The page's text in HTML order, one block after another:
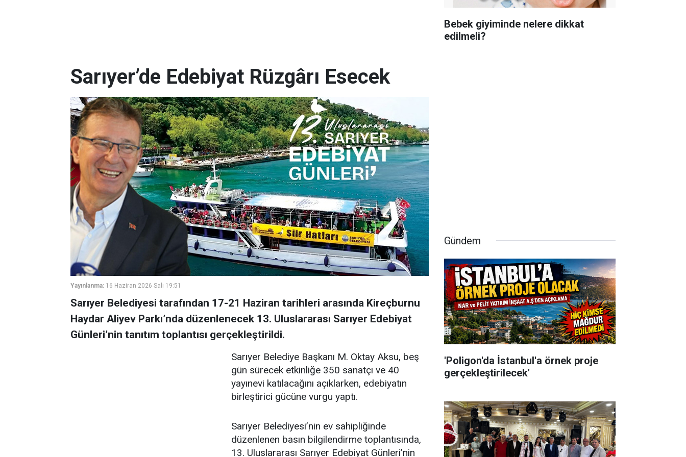
Bebek giyiminde nelere dikkat
edilmeli?
Sarıyer’de Edebiyat Rüzgârı Esecek
Yayınlanma: 16 Haziran 2026 Salı 19:51
Sarıyer Belediyesi tarafından 17-21 Haziran tarihleri arasında Kireçburnu
Haydar Aliyev Parkı’nda düzenlenecek 13. Uluslararası Sarıyer Edebiyat
Günleri’nin tanıtım toplantısı gerçekleştirildi.
Sarıyer Belediye Başkanı M. Oktay Aksu, beş
gün sürecek etkinliğe 350 sanatçı ve 40
yayınevi katılacağını açıklarken, edebiyatın
birleştirici gücüne vurgu yaptı.
Sarıyer Belediyesi’nin ev sahipliğinde
düzenlenen basın bilgilendirme toplantısında,
13. Uluslararası Sarıyer Edebiyat Günleri’nin
Gündem
'Poligon'da İstanbul'a örnek proje
gerçekleştirilecek'